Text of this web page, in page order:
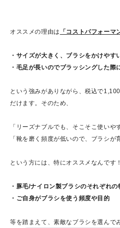
オススメの理由は 「コストパフォーマ
・サイズが大きく、ブラシをかけやす
・毛足が長いのでブラッシングした際
という強みがありながら、税込で
だけます。そのため、
「リーズナブルでも、そこそこ使いや
「靴を磨く頻度が低いので、ブラシが
という方には、特にオススメなんです！
・豚毛/ナイロン製ブラシのそれぞれの
・ご自身がブラシを使う頻度や目的
等を踏まえて、素敵なブラシを選んで